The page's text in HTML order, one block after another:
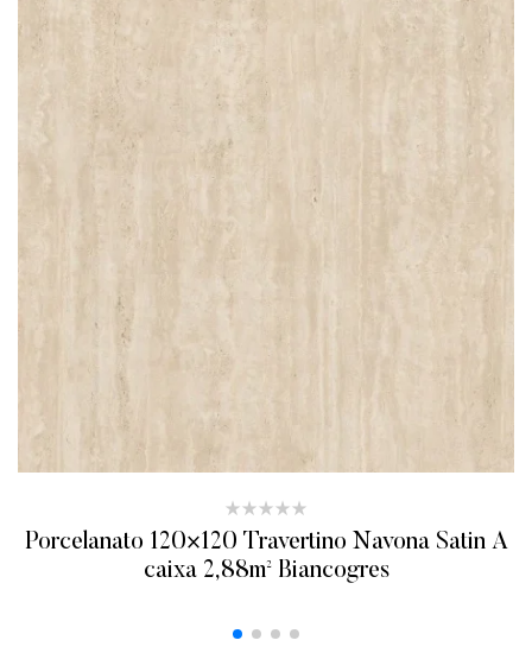
Porcelanato 120×120 Travertino Navona Satin A
caixa 2,88m² Biancogres